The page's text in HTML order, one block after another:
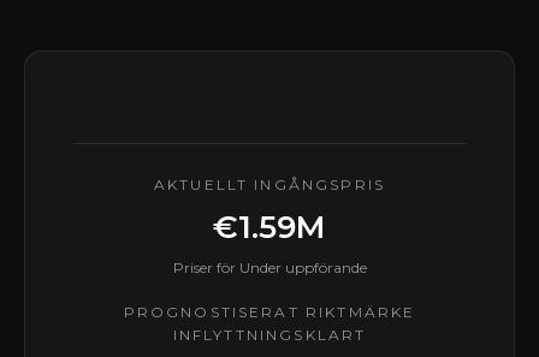
AKTUELLT INGÅNGSPRIS
€1.59M
Priser för Under uppförande
PROGNOSTISERAT RIKTMÄRKE
INFLYTTNINGSKLART